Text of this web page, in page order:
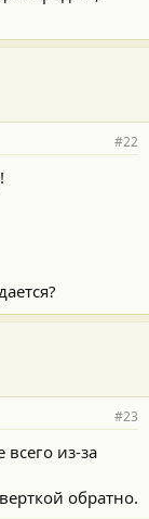
#22
#23
всего из-за
обратно.